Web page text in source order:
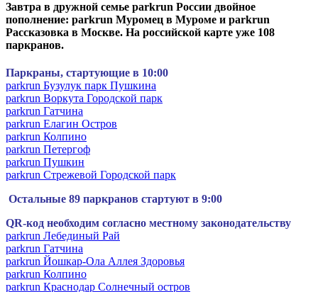
Завтра в дружной семье parkrun России двойное
пополнение: parkrun Муромец в Муроме и parkrun
Рассказовка в Москве. На российской карте уже 108
паркранов.
Паркраны, стартующие в 10:00
parkrun Бузулук парк Пушкина
parkrun Воркута Городской парк
parkrun Гатчина
parkrun Елагин Остров
parkrun Колпино
parkrun Петергоф
parkrun Пушкин
parkrun Стрежевой Городской парк
Остальные 89 паркранов стартуют в 9:00
QR-код необходим согласно местному законодательству
parkrun Лебединый Рай
parkrun Гатчина
parkrun Йошкар-Ола Аллея Здоровья
parkrun Колпино
parkrun Краснодар Солнечный остров